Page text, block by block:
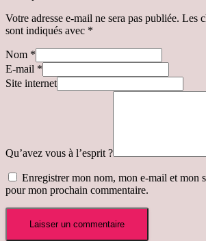
Votre adresse e-mail ne sera pas publiée. Les
sont indiqués avec *
Nom *
E-mail *
Site internet
Qu’avez vous à l’esprit ?
Enregistrer mon nom, mon e-mail et mon
pour mon prochain commentaire.